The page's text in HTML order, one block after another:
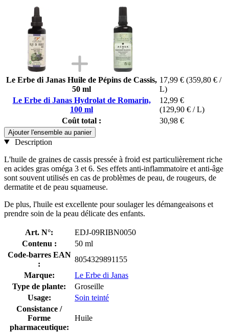
Le Erbe di Janas Huile de Pépins de Cassis,
50 ml
17,99 € (359,80 € /
L)
Le Erbe di Janas Hydrolat de Romarin,
100 ml
12,99 €
(129,90 € / L)
Coût total :
30,98 €
Ajouter l'ensemble au panier
Description
L'huile de graines de cassis pressée à froid est particulièrement riche
en acides gras oméga 3 et 6. Ses effets anti-inflammatoire et anti-âge
sont souvent utilisés en cas de problèmes de peau, de rougeurs, de
dermatite et de peau squameuse.
De plus, l'huile est excellente pour soulager les démangeaisons et
prendre soin de la peau délicate des enfants.
Art. N°:
EDJ-09RIBN0050
Contenu :
50 ml
Code-barres EAN
:
8054329891155
Marque:
Le Erbe di Janas
Type de plante:
Groseille
Usage:
Soin teinté
Consistance /
Forme
pharmaceutique:
Huile